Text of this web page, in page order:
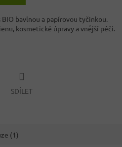
BIO bavlnou a papírovou tyčinkou.
kosmetické úpravy a vnější péči.
SDÍLET
(1)